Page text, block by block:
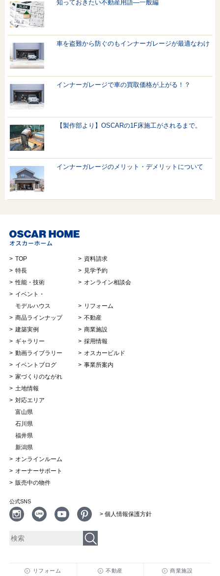
知っておきたい不動産用語—一般編
車を盗難から防ぐのもインナーガレージが最適なわけ
インナーガレージで車の買取価格が上がる！？
【製作部より】OSCARの1F床施工がされるまで。
インナーガレージのメリット・デメリットについて
TOP
特長
性能・技術
イベント・
モデルハウス
商品ラインナップ
建築実例
ギャラリー
動画ライブラリー
イベントブログ
家づくりのながれ
土地情報
対応エリア
富山県
石川県
福井県
新潟県
オンラインルーム
オーナーサポート
販売中の物件
資料請求
見学予約
オンライン相談会
リフォーム
不動産
商業施設
採用情報
オスカービルド
事業所案内
公式SNS
> 個人情報保護方針
リフォーム 不動産 商業施設